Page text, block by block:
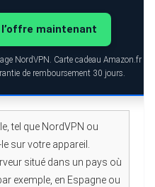
maintenant
NordVPN. Carte cadeau Amazon.fr
de remboursement 30 jours.
tel que NordVPN ou
sur votre appareil.
situé dans un pays où
exemple, en Espagne ou